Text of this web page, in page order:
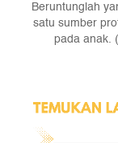
Beruntunglah
satu sumber
pada anak.